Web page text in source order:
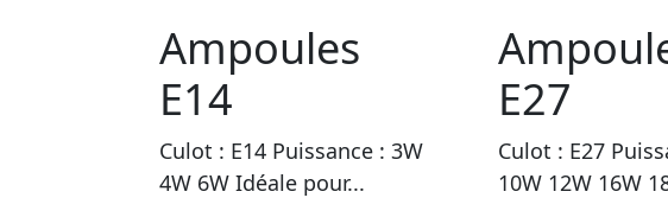
Ampoules
E14
Culot : E14 Puissance : 3W
4W 6W Idéale pour...
E27
Culot : E27
10W 12W 16W